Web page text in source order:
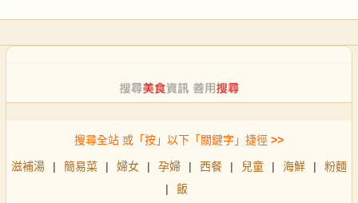
搜尋全站 或「按」以下「關鍵字」捷徑 >>
滋補湯 | 簡易菜 | 婦女 | 孕婦 | 西餐 | 兒童 | 海鮮 |
粉麵
|
飯